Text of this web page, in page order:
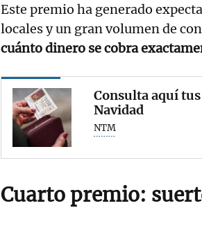
Este premio ha generado
locales y un gran volumen de
cuánto dinero se cobra
Consulta aquí
Navidad
NTM
Cuarto premio: